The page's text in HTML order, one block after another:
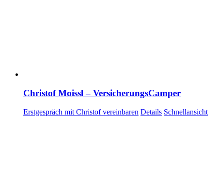
Christof Moissl – VersicherungsCamper
Erstgespräch mit Christof vereinbaren Details Schnellansicht